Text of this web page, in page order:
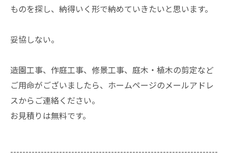
ものを探し、納得いく形で納めていきたいと思います。
妥協しない。
造園工事、作庭工事、修景工事、庭木・植木の剪定など
ご用命がございましたら、ホームページのメールアドレ
スからご連絡ください。
お見積りは無料です。